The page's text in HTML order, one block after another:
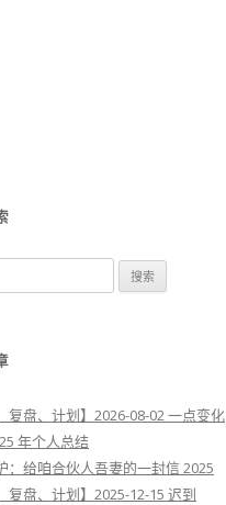
复盘、计划】2026-08-02 一点变化
年个人总结
：给咱合伙人吾妻的一封信 2025
复盘、计划】2025-12-15 迟到